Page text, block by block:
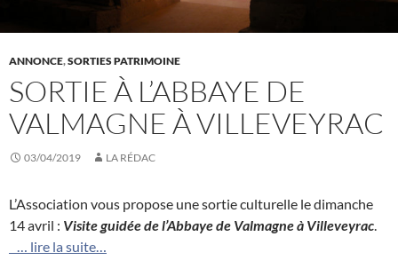
ANNONCE,SORTIES PATRIMOINE
SORTIE À L’ABBAYE DE
VALMAGNE À VILLEVEYRAC
03/04/2019 LA RÉDAC
L’Association vous propose une sortie culturelle le dimanche
14 avril : Visite guidée de l’Abbaye de Valmagne à Villeveyrac.
… lire la suite…